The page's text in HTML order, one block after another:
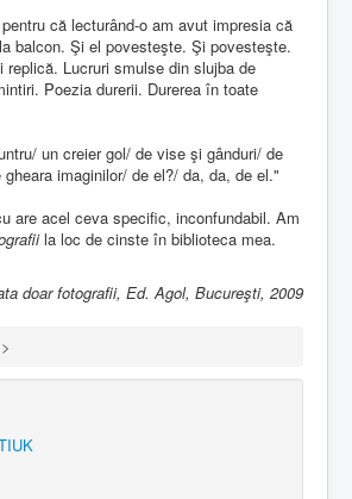
că lecturând-o am avut impresia că
balcon. Şi el povesteşte. Şi povesteşte.
replică. Lucruri smulse din slujba de
Poezia durerii. Durerea în toate
un creier gol/ de vise şi gânduri/ de
imaginilor/ de el?/ da, da, de el."
are acel ceva specific, inconfundabil. Am
la loc de cinste în biblioteca mea.
doar fotografii, Ed. Agol, Bucureşti, 2009